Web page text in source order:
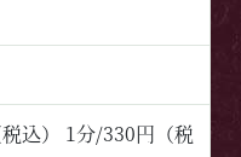
込） 1分/330円（税